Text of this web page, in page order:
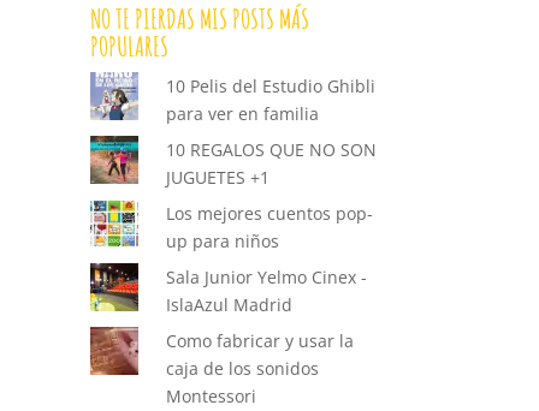
NO TE PIERDAS MIS POSTS MÁS
POPULARES
10 Pelis del Estudio Ghibli
para ver en familia
10 REGALOS QUE NO SON
JUGUETES +1
Los mejores cuentos pop-
up para niños
Sala Junior Yelmo Cinex -
IslaAzul Madrid
Como fabricar y usar la
caja de los sonidos
Montessori